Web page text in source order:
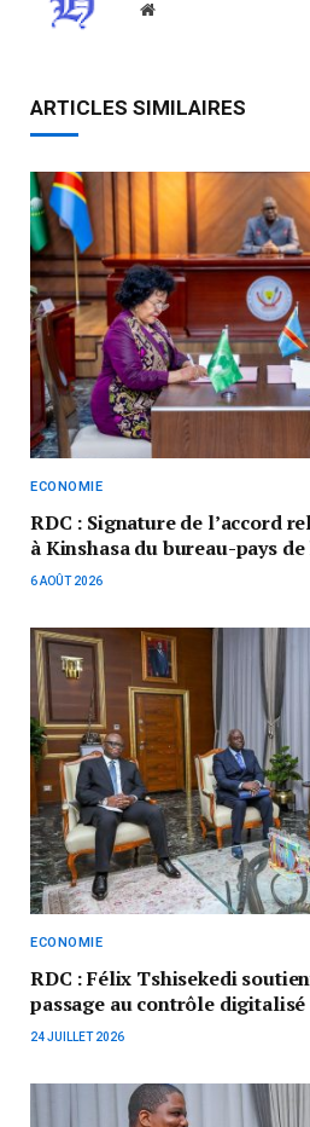
Website
ARTICLES SIMILAIRES
ECONOMIE
RDC : Signature de l’accord
à Kinshasa du bureau-pays de
6 AOÛT 2026
ECONOMIE
RDC : Félix Tshisekedi
passage au contrôle digitalisé
24 JUILLET 2026